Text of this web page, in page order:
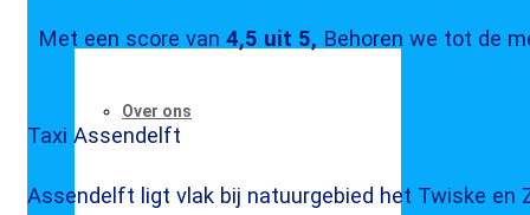
Over ons
Met een score van4,5 uit 5, Behoren we tot de
Taxi Assendelft
Assendelft ligt vlak bij natuurgebied het Twiske en